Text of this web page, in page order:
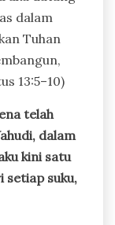
dalam
Tuhan
13:5–10)
telah
dalam
kini satu
setiap suku,